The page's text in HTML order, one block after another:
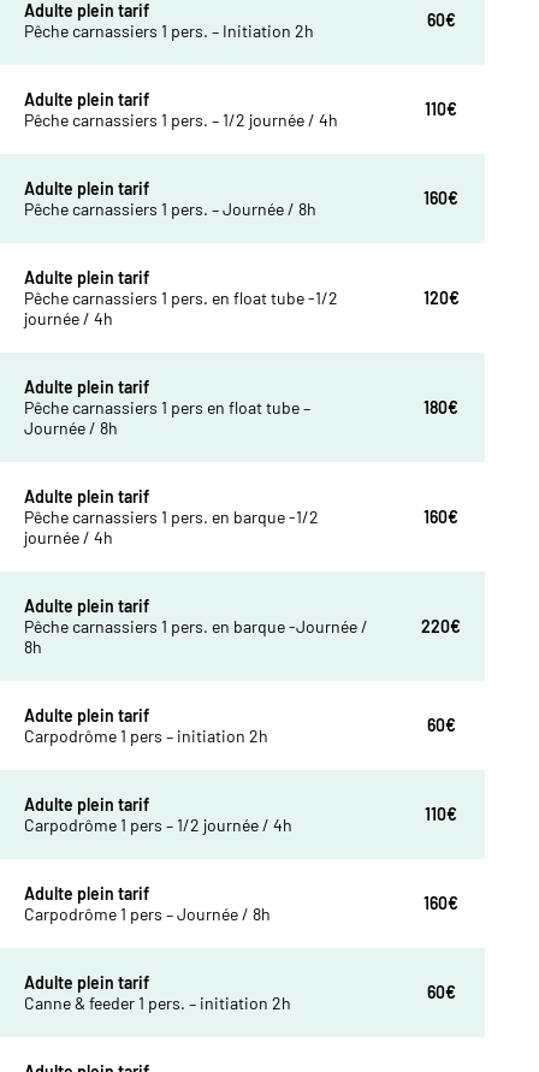
Adulte plein tarif
Pêche carnassiers 1 pers. – Initiation 2h
60€
Adulte plein tarif
Pêche carnassiers 1 pers. – 1/2 journée / 4h
110€
Adulte plein tarif
Pêche carnassiers 1 pers. – Journée / 8h
160€
Adulte plein tarif
Pêche carnassiers 1 pers. en float tube -1/2
journée / 4h
120€
Adulte plein tarif
Pêche carnassiers 1 pers en float tube –
Journée / 8h
180€
Adulte plein tarif
Pêche carnassiers 1 pers. en barque -1/2
journée / 4h
160€
Adulte plein tarif
Pêche carnassiers 1 pers. en barque -Journée /
8h
220€
Adulte plein tarif
Carpodrôme 1 pers – initiation 2h
60€
Adulte plein tarif
Carpodrôme 1 pers – 1/2 journée / 4h
110€
Adulte plein tarif
Carpodrôme 1 pers – Journée / 8h
160€
Adulte plein tarif
Canne & feeder 1 pers. – initiation 2h
60€